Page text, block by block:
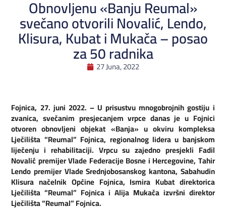
Obnovljenu «Banju Reumal»
svečano otvorili Novalić, Lendo,
Klisura, Kubat i Mukača – posao
za 50 radnika
27 Juna, 2022
Fojnica, 27. juni 2022. – U prisustvu mnogobrojnih gostiju i
zvanica, svečanim presjecanjem vrpce danas je u Fojnici
otvoren obnovljeni objekat «Banja» u okviru kompleksa
Lječilišta “Reumal” Fojnica, regionalnog lidera u banjskom
liječenju i rehabilitaciji. Vrpcu su zajedno presjekli Fadil
Novalić premijer Vlade Federacije Bosne i Hercegovine, Tahir
Lendo premijer Vlade Srednjobosanskog kantona, Sabahudin
Klisura načelnik Općine Fojnica, Ismira Kubat direktorica
Lječilišta “Reumal” Fojnica i Alija Mukača izvršni direktor
Lječilišta “Reumal” Fojnica.